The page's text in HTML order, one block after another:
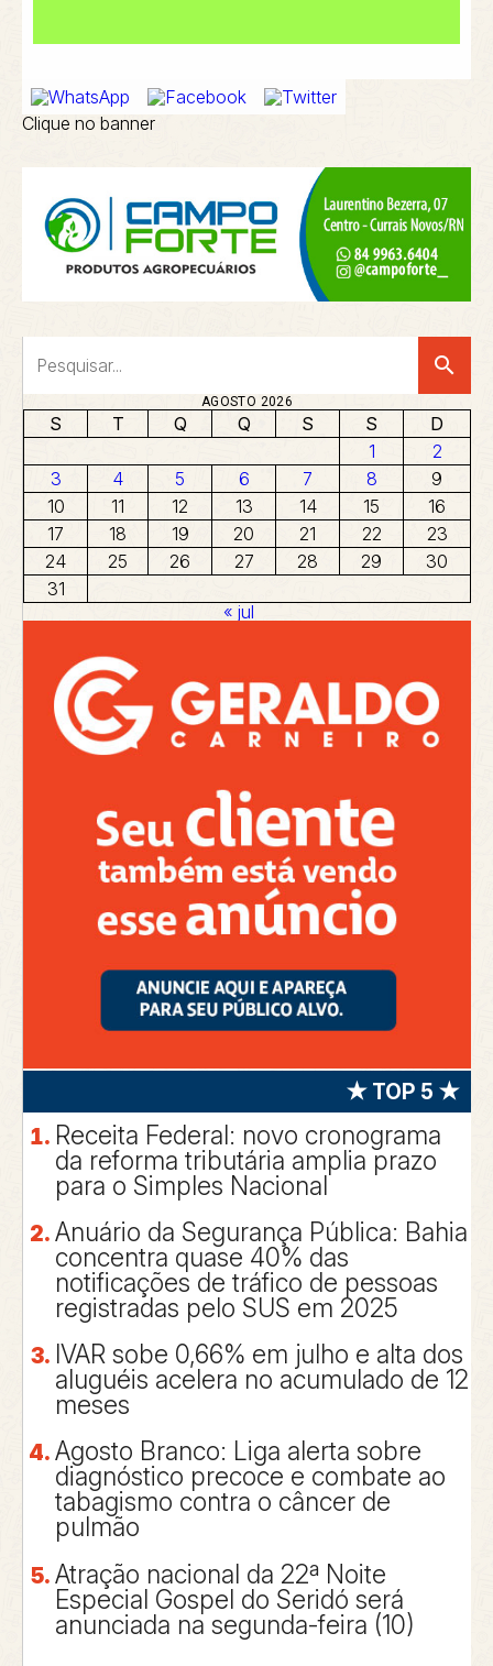
Clique no banner
search
AGOSTO 2026
S T Q Q S S
D
1
2
3
4 5 6 7 8
9
10
11 12 13 14 15
16
17
18 19 20 21 22
23
24
25 26 27 28 29
30
31
« jul
★ TOP 5 ★
Receita Federal: novo cronograma
da reforma tributária amplia prazo
para o Simples Nacional
Anuário da Segurança Pública: Bahia
concentra quase 40% das
notificações de tráfico de pessoas
registradas pelo SUS em 2025
IVAR sobe 0,66% em julho e alta dos
aluguéis acelera no acumulado de 12
meses
Agosto Branco: Liga alerta sobre
diagnóstico precoce e combate ao
tabagismo contra o câncer de
pulmão
Atração nacional da 22ª Noite
Especial Gospel do Seridó será
anunciada na segunda-feira (10)